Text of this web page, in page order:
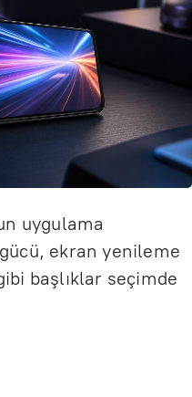
uygulama
ekran yenileme
başlıklar seçimde